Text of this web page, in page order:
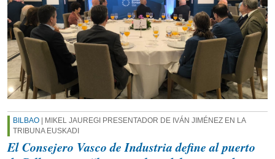
BILBAO | MIKEL JAUREGI PRESENTADOR DE IVÁN JIMÉNEZ EN LA
TRIBUNA EUSKADI
El Consejero Vasco de Industria define al puerto